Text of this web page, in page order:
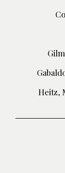
Heitz,